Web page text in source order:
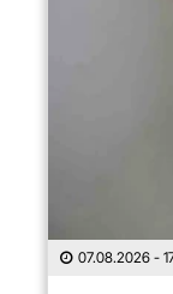
07.08.2026 -